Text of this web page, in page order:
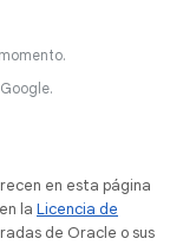
en esta página
la Licencia de
de Oracle o sus